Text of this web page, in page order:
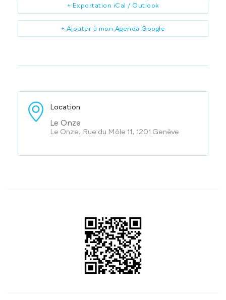
+ Ajouter à mon Agenda Google
+ Exportation iCal / Outlook
Location
Le Onze
Le Onze, Rue du Môle 11, 1201 Genève